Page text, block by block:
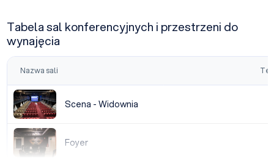
Tabela sal konferencyjnych i przestrzeni do
wynajęcia
Nazwa sali
Scena - Widownia
Scena - Widownia
Foyer
Foyer